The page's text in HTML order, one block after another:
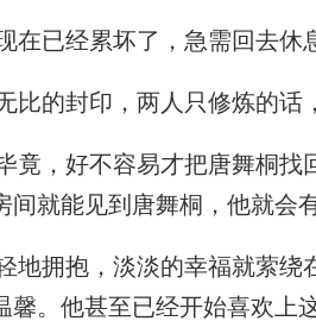
已经累坏了，急需回去休
的封印，两人只修炼的话
，好不容易才把唐舞桐找
就能见到唐舞桐，他就会
拥抱，淡淡的幸福就萦绕
。他甚至已经开始喜欢上